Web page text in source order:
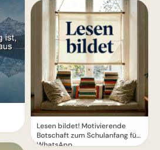
Lesen bildet! Motivierende
Botschaft zum Schulanfang für
WhatsApp